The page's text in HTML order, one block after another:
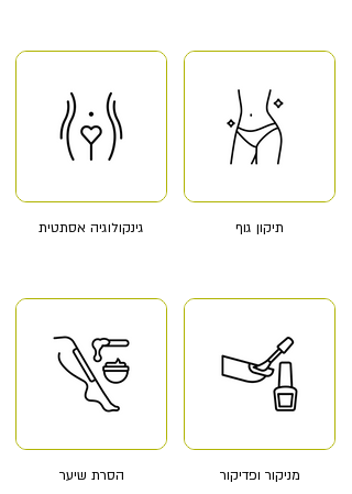
גינקולוגיה אסתטית תיקון גוף
הסרת שיער מניקור ופדיקור